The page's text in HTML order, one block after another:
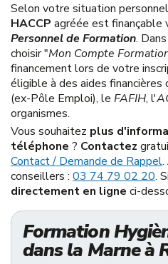
Selon votre situation
HACCP agréée est finançable
Personnel de Formation.
choisir "Mon Compte
financement lors de votre
éligible à des aides
(ex-Pôle Emploi), le FAFIH, l'
organismes.
Vous souhaitez plus
téléphone ? Contactez
Contact / Demande de Rappel.
conseillers : 03 74 79 02 20.
directement en ligne ci-
Formation
dans la Marne à